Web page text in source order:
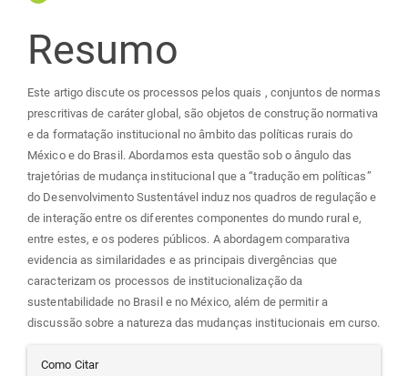
Resumo
Este artigo discute os processos pelos quais , conjuntos de normas
prescritivas de caráter global, são objetos de construção normativa
e da formatação institucional no âmbito das políticas rurais do
México e do Brasil. Abordamos esta questão sob o ângulo das
trajetórias de mudança institucional que a “tradução em políticas”
do Desenvolvimento Sustentável induz nos quadros de regulação e
de interação entre os diferentes componentes do mundo rural e,
entre estes, e os poderes públicos. A abordagem comparativa
evidencia as similaridades e as principais divergências que
caracterizam os processos de institucionalização da
sustentabilidade no Brasil e no México, além de permitir a
discussão sobre a natureza das mudanças institucionais em curso.
Como Citar